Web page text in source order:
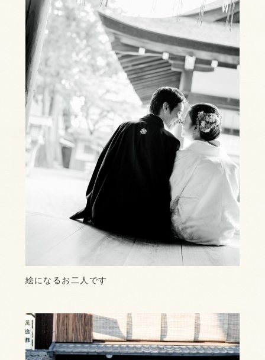
絵になるお二人です